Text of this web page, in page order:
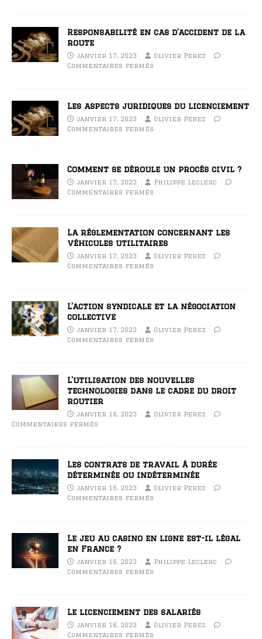
Responsabilité en cas d’accident de la
route
janvier 17, 2023
Olivier Perez
Commentaires fermés
Les aspects juridiques du licenciement
janvier 17, 2023
Olivier Perez
Commentaires fermés
Comment se déroule un procès civil ?
janvier 17, 2023
Philippe Leclerc
Commentaires fermés
La réglementation concernant les
véhicules utilitaires
janvier 17, 2023
Olivier Perez
Commentaires fermés
L’action syndicale et la négociation
collective
janvier 17, 2023
Olivier Perez
Commentaires fermés
L’utilisation des nouvelles
technologies dans le cadre du droit
routier
janvier 16, 2023
Olivier Perez
Commentaires fermés
Les contrats de travail à durée
déterminée ou indéterminée
janvier 16, 2023
Olivier Perez
Commentaires fermés
Le jeu au casino en ligne est-il légal
en France ?
janvier 16, 2023
Philippe Leclerc
Commentaires fermés
Le licenciement des salariés
janvier 16, 2023
Olivier Perez
Commentaires fermés